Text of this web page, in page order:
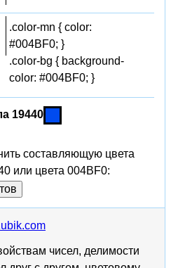
.color-mn { color:
#004BF0; }
.color-bg { background-
color: #004BF0; }
19440
составляющую цвета
или цвета 004BF0:
чисел, делимости